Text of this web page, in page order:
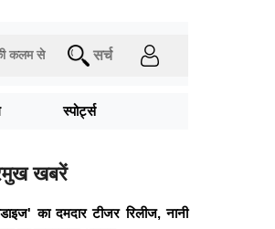
कलम से सर्च
स्पोर्ट्स
खबरें
का दमदार टीजर रिलीज, नानी